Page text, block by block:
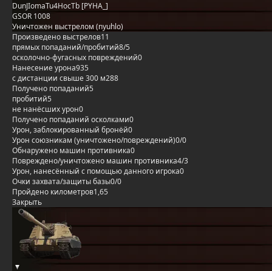
DunJIomaTu4HocTb [PYHA_]
GSOR 1008
Уничтожен выстрелом (nyuhlo)
Произведено выстрелов11
прямых попаданий/пробитий8/5
осколочно-фугасных повреждений0
Нанесение урона935
с дистанции свыше 300 м288
Получено попаданий5
пробитий5
не нанёсших урон0
Получено попаданий осколками0
Урон, заблокированный бронёй0
Урон союзникам (уничтожено/повреждений)0/0
Обнаружено машин противника0
Повреждено/уничтожено машин противника4/3
Урон, нанесённый с помощью данного игрока0
Очки захвата/защиты базы0/0
Пройдено километров1,65
Закрыть